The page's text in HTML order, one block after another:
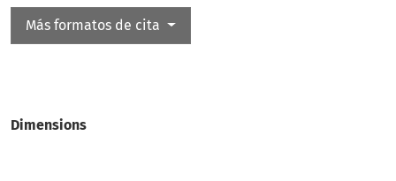
Más formatos de cita
Dimensions